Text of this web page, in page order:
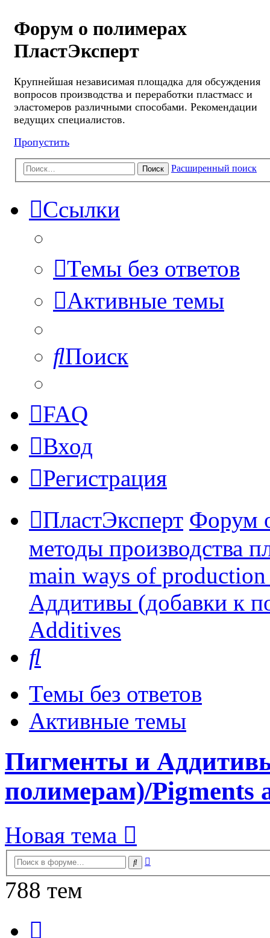
Форум о полимерах
ПластЭксперт
Крупнейшая независимая площадка для обсуждения
вопросов производства и переработки пластмасс и
эластомеров различными способами. Рекомендации
ведущих специалистов.
Пропустить
Поиск Расширенный поиск
Ссылки
Темы без ответов
Активные темы
Поиск
FAQ
Вход
Регистрация
ПластЭксперт Форум
методы производства
main ways of
Аддитивы (добавки к
Additives
Темы без ответов
Активные темы
Пигменты и
полимерам)/Pigments
Новая тема
Поиск
788 тем